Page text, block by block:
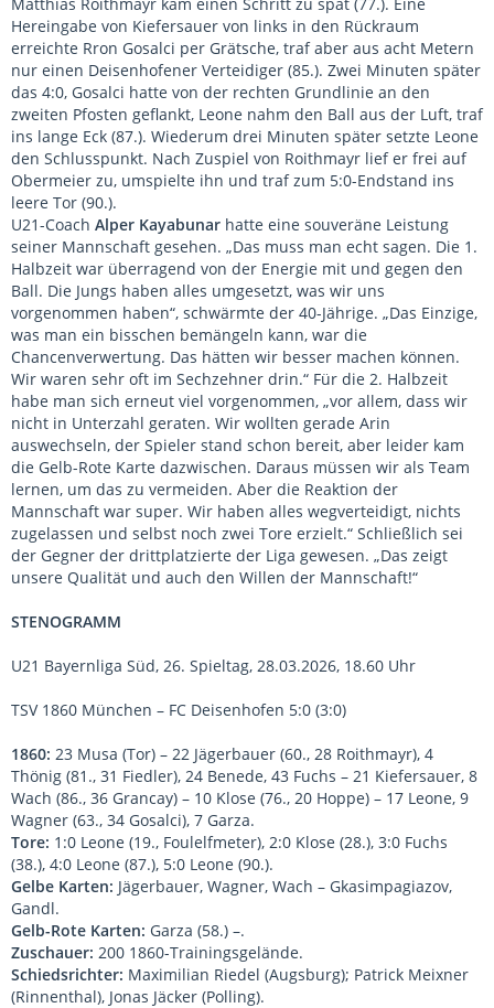
Hereingabe von Kiefersauer von links in den Rückraum
erreichte Rron Gosalci per Grätsche, traf aber aus acht Metern
nur einen Deisenhofener Verteidiger (85.). Zwei Minuten später
das 4:0, Gosalci hatte von der rechten Grundlinie an den
zweiten Pfosten geflankt, Leone nahm den Ball aus der Luft, traf
ins lange Eck (87.). Wiederum drei Minuten später setzte Leone
den Schlusspunkt. Nach Zuspiel von Roithmayr lief er frei auf
Obermeier zu, umspielte ihn und traf zum 5:0-Endstand ins
leere Tor (90.).
U21-Coach Alper Kayabunar hatte eine souveräne Leistung
seiner Mannschaft gesehen. „Das muss man echt sagen. Die 1.
Halbzeit war überragend von der Energie mit und gegen den
Ball. Die Jungs haben alles umgesetzt, was wir uns
vorgenommen haben“, schwärmte der 40-Jährige. „Das Einzige,
was man ein bisschen bemängeln kann, war die
Chancenverwertung. Das hätten wir besser machen können.
Wir waren sehr oft im Sechzehner drin.“ Für die 2. Halbzeit
habe man sich erneut viel vorgenommen, „vor allem, dass wir
nicht in Unterzahl geraten. Wir wollten gerade Arin
auswechseln, der Spieler stand schon bereit, aber leider kam
die Gelb-Rote Karte dazwischen. Daraus müssen wir als Team
lernen, um das zu vermeiden. Aber die Reaktion der
Mannschaft war super. Wir haben alles wegverteidigt, nichts
zugelassen und selbst noch zwei Tore erzielt.“ Schließlich sei
der Gegner der drittplatzierte der Liga gewesen. „Das zeigt
unsere Qualität und auch den Willen der Mannschaft!“
STENOGRAMM
U21 Bayernliga Süd, 26. Spieltag, 28.03.2026, 18.60 Uhr
TSV 1860 München – FC Deisenhofen 5:0 (3:0)
1860: 23 Musa (Tor) – 22 Jägerbauer (60., 28 Roithmayr), 4
Thönig (81., 31 Fiedler), 24 Benede, 43 Fuchs – 21 Kiefersauer, 8
Wach (86., 36 Grancay) – 10 Klose (76., 20 Hoppe) – 17 Leone, 9
Wagner (63., 34 Gosalci), 7 Garza.
Tore: 1:0 Leone (19., Foulelfmeter), 2:0 Klose (28.), 3:0 Fuchs
(38.), 4:0 Leone (87.), 5:0 Leone (90.).
Gelbe Karten: Jägerbauer, Wagner, Wach – Gkasimpagiazov,
Gandl.
Gelb-Rote Karten: Garza (58.) –.
Zuschauer: 200 1860-Trainingsgelände.
Schiedsrichter: Maximilian Riedel (Augsburg); Patrick Meixner
(Rinnenthal), Jonas Jäcker (Polling).